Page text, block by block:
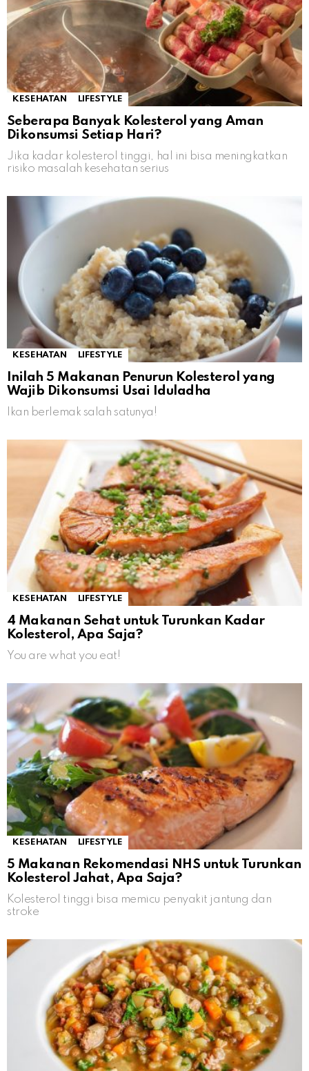
KESEHATAN LIFESTYLE
Seberapa Banyak Kolesterol yang Aman
Dikonsumsi Setiap Hari?
Jika kadar kolesterol tinggi, hal ini bisa meningkatkan
risiko masalah kesehatan serius
KESEHATAN LIFESTYLE
Inilah 5 Makanan Penurun Kolesterol yang
Wajib Dikonsumsi Usai Iduladha
Ikan berlemak salah satunya!
KESEHATAN LIFESTYLE
4 Makanan Sehat untuk Turunkan Kadar
Kolesterol, Apa Saja?
You are what you eat!
KESEHATAN LIFESTYLE
5 Makanan Rekomendasi NHS untuk Turunkan
Kolesterol Jahat, Apa Saja?
Kolesterol tinggi bisa memicu penyakit jantung dan
stroke